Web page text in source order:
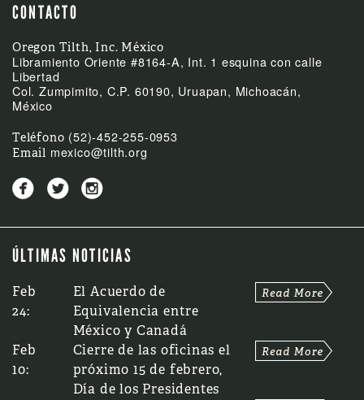
CONTACTO
Oregon Tilth, Inc. México
Libramiento Oriente #8164-A, Int. 1 esquina con calle
Libertad
Col. Zumpimito, C.P. 60190, Uruapan, Michoacán,
México
Teléfono (52)-452-255-0953
Email mexico@tilth.org
  
ÚLTIMAS NOTICIAS
Feb
24:
El Acuerdo de
Equivalencia entre
México y Canadá
Feb
10:
Cierre de las oficinas el
próximo 15 de febrero,
Día de los Presidentes